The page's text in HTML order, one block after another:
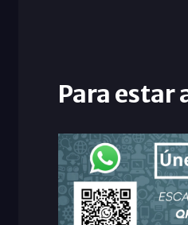
Para estar